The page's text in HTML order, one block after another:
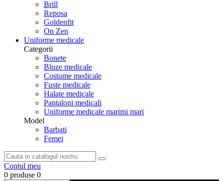
Brill
Reposa
Goldenfit
On Zen
Uniforme medicale
Categorii
Bonete
Bluze medicale
Costume medicale
Fuste medicale
Halate medicale
Pantaloni medicali
Uniforme medicale marimi mari
Model
Barbati
Femei
Contul meu
0 produse 0